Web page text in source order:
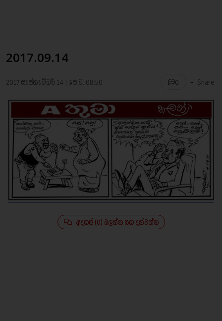
2017.09.14
2017 සැප්තැම්බර් 14 | පෙ.ව. 08:50 0 - Share
අදහස් (0) බලන්න සහ දක්වන්න